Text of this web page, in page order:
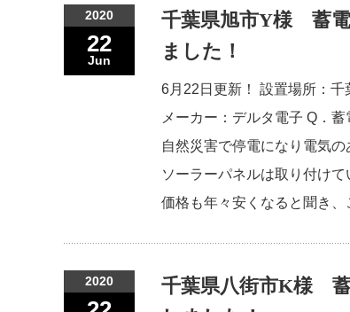
2020
22
Jun
千葉県旭市Y様 蓄
ました！
6月22日更新！ 設置場所：
メーカー：デルタ電子 Q．
自然災害で停電になり電気の
ソーラーパネルは取り付け
価格も年々安くなると聞き
2020
千葉県八街市K様